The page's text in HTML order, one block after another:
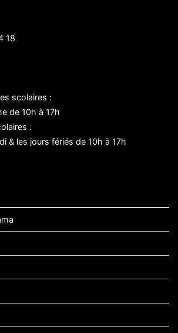
18
scolaires :
de 10h à 17h
:
& les jours fériés de 10h à 17h